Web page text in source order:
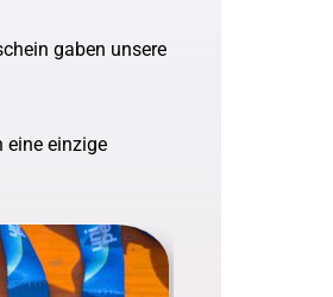
gaben unsere
eine einzige